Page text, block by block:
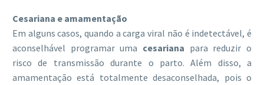
Cesariana e amamentação
Em alguns casos, quando a carga viral não é indetectável, é
aconselhável programar uma cesariana para reduzir o
risco de transmissão durante o parto. Além disso, a
amamentação está totalmente desaconselhada, pois o